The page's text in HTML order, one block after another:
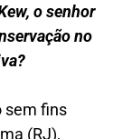
o senhor
no
sem fins
(RJ),